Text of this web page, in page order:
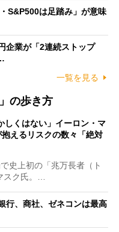
S&P500は足踏み」が意味
企業が「2連続ストップ
一覧を見る
の歩き方
しくはない」イーロン・マ
えるリスクの数々「絶対
史上初の「兆万長者（ト
スク氏。…
行、商社、ゼネコンは最高